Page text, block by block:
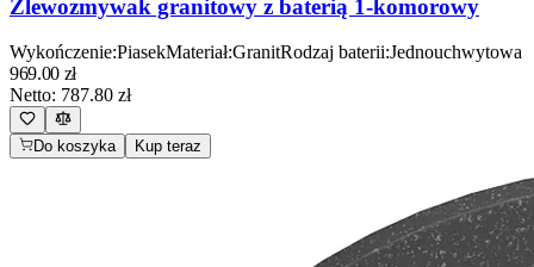
Zlewozmywak granitowy z baterią 1-komorowy
Wykończenie:PiasekMateriał:GranitRodzaj baterii:Jednouchwytowa
969.00 zł
Netto: 787.80 zł
Do koszyka Kup teraz